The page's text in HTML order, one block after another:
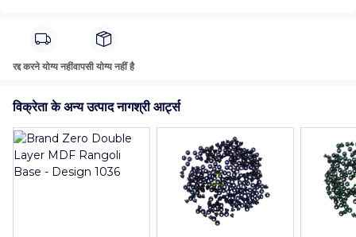
रद्द करने योग्य नहींवापसी योग्य नहीं है
विक्रेता के अन्य उत्पाद नागश्री आर्ट्स